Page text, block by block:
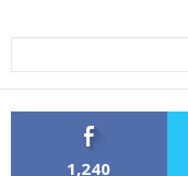
1,240